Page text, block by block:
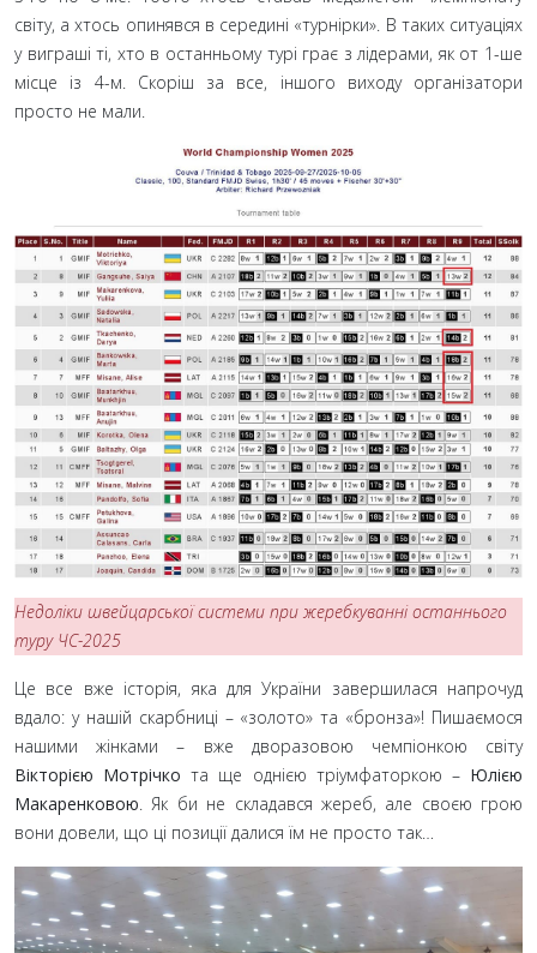
світу, а хтось опинявся в середині «турнірки». В таких ситуаціях
у виграші ті, хто в останньому турі грає з лідерами, як от 1-ше
місце із 4-м. Скоріш за все, іншого виходу організатори
просто не мали.
Недоліки швейцарської системи при жеребкуванні останнього
туру ЧС-2025
Це все вже історія, яка для України завершилася напрочуд
вдало: у нашій скарбниці – «золото» та «бронза»! Пишаємося
нашими жінками – вже дворазовою чемпіонкою світу
Вікторією Мотрічко та ще однією тріумфаторкою – Юлією
Макаренковою . Як би не складався жереб, але своєю грою
вони довели, що ці позиції далися їм не просто так…